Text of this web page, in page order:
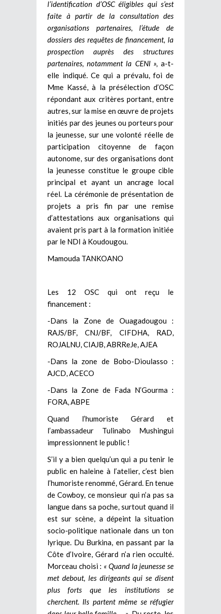
l’identification d’OSC éligibles qui s’est
faite à partir de la consultation des
organisations partenaires, l’étude de
dossiers des requêtes de financement, la
prospection auprès des structures
partenaires, notamment la CENI », a-t-
elle indiqué. Ce qui a prévalu, foi de
Mme Kassé, à la présélection d’OSC
répondant aux critères portant, entre
autres, sur la mise en œuvre de projets
initiés par des jeunes ou porteurs pour
la jeunesse, sur une volonté réelle de
participation citoyenne de façon
autonome, sur des organisations dont
la jeunesse constitue le groupe cible
principal et ayant un ancrage local
réel. La cérémonie de présentation de
projets a pris fin par une remise
d’attestations aux organisations qui
avaient pris part à la formation initiée
par le NDI à Koudougou.
Mamouda TANKOANO
Les 12 OSC qui ont reçu le
financement :
-Dans la Zone de Ouagadougou :
RAJS/BF, CNJ/BF, CIFDHA, RAD,
ROJALNU, CIAJB, ABRReJe, AJEA
-Dans la zone de Bobo-Dioulasso :
AJCD, ACECO
-Dans la Zone de Fada N’Gourma :
FORA, ABPE
Quand l’humoriste Gérard et
l’ambassadeur Tulinabo Mushingui
impressionnent le public !
S’il y a bien quelqu’un qui a pu tenir le
public en haleine à l’atelier, c’est bien
l’humoriste renommé, Gérard. En tenue
de Cowboy, ce monsieur qui n’a pas sa
langue dans sa poche, surtout quand il
est sur scène, a dépeint la situation
socio-politique nationale dans un ton
lyrique. Du Burkina, en passant par la
Côte d’Ivoire, Gérard n’a rien occulté.
Morceau choisi : « Quand la jeunesse se
met debout, les dirigeants qui se disent
plus forts que les institutions se
cherchent. Ils partent même se réfugier